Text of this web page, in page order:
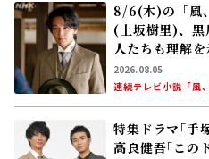
8/6(木)の「風
(上坂樹里)、
人たちも理解
山加恋)の容体
2026.08.05
連続テレビ小説「風
特集ドラマ｢手
高良健吾｢この